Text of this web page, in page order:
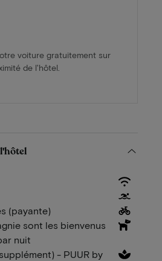
voiture gratuitement sur
de l'hôtel.
(payante)
sont les bienvenus
nuit
- PUUR by